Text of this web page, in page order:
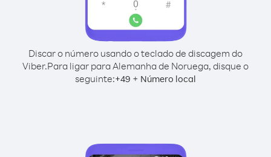
Discar o número usando o teclado de discagem do
Viber.Para ligar para Alemanha de Noruega, disque o
seguinte:+49 + Número local